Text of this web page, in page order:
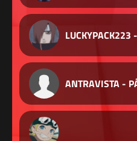
LUCKYPACK223
ANTRAVISTA -